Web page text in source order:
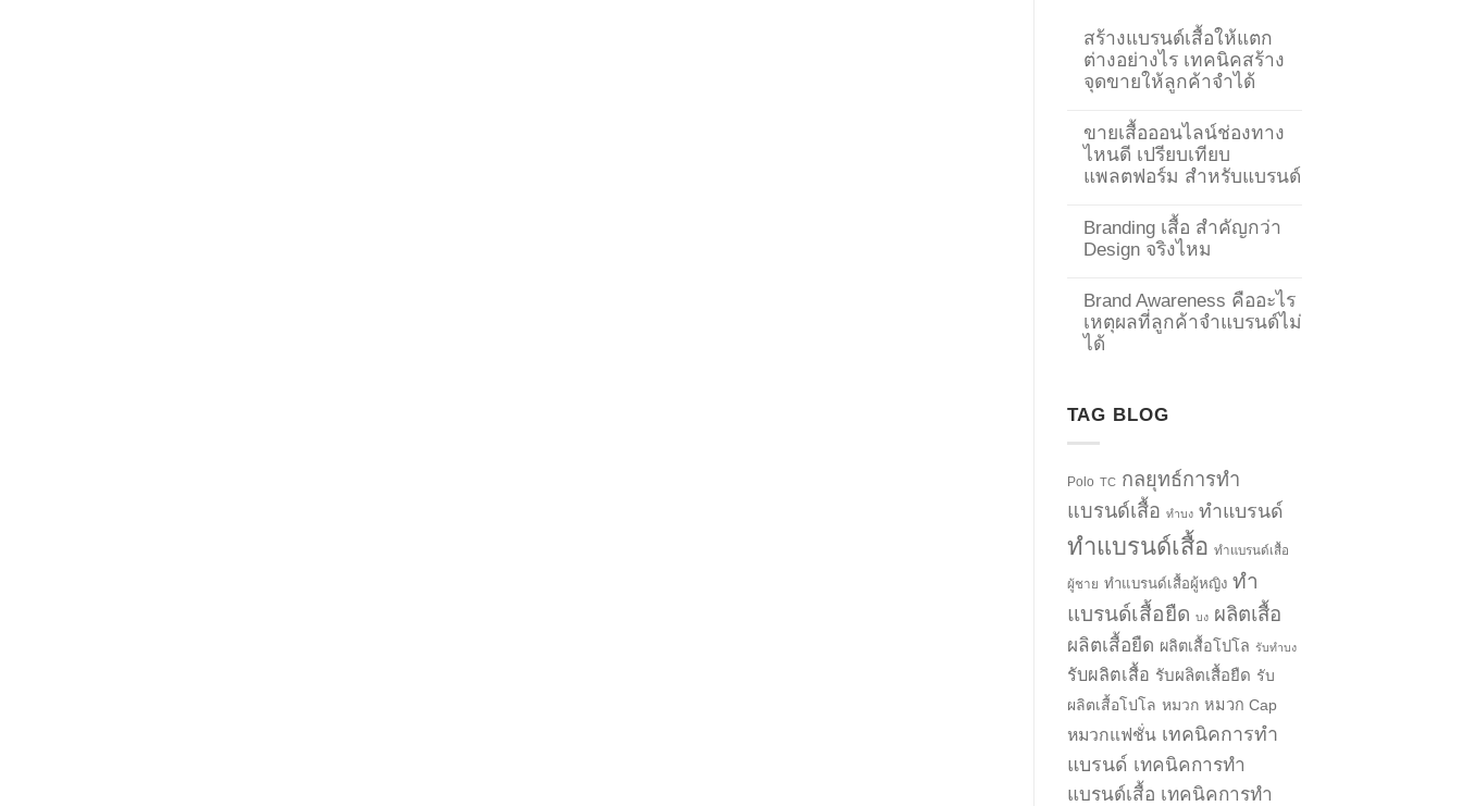
สร้างแบรนด์เสื้อให้แตก
ต่างอย่างไร เทคนิคสร้าง
จุดขายให้ลูกค้าจำได้
ขายเสื้อออนไลน์ช่องทาง
ไหนดี เปรียบเทียบ
แพลตฟอร์ม สำหรับแบรนด์
Branding เสื้อ สำคัญกว่า
Design จริงไหม
Brand Awareness คืออะไร
เหตุผลที่ลูกค้าจำแบรนด์ไม่
ได้
TAG BLOG
Polo TC กลยุทธ์การทำ
แบรนด์เสื้อ ทำบง ทำแบรนด์
ทำแบรนด์เสื้อ ทำแบรนด์เสื้อ
ผู้ชาย ทำแบรนด์เสื้อผู้หญิง ทำ
แบรนด์เสื้อยืด บง ผลิตเสื้อ
ผลิตเสื้อยืด ผลิตเสื้อโปโล รับทำบง
รับผลิตเสื้อ รับผลิตเสื้อยืด รับ
ผลิตเสื้อโปโล หมวก หมวก Cap
หมวกแฟชั่น เทคนิคการทำ
แบรนด์ เทคนิคการทำ
แบรนด์เสื้อ เทคนิคการทำ